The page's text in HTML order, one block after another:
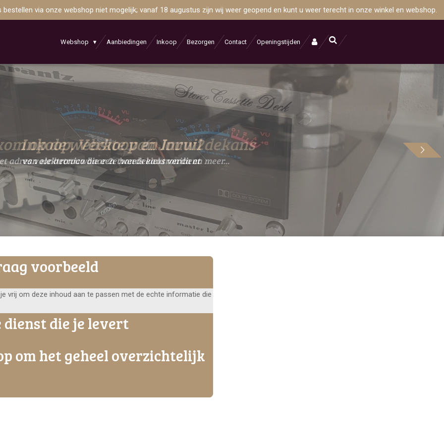
via onze webshop niet mogelijk; vanaf 18 augustus zijn wij weer geopend en kunt u weer terecht in onze winkel en webshop.
Webshop Aanbiedingen Inkoop Bezorgen Contact Openingstijden
Inkoop, Verkoop en Inruil
van elektronica die een tweedekans verdient
voorbeeld
vrij om deze inhoud aan te passen met de echte informatie die
dienst die je levert
om het geheel overzichtelijk